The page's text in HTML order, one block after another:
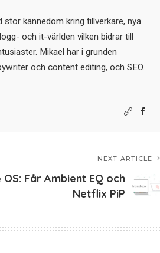
stor kännedom kring tillverkare, nya
och it-världen vilken bidrar till
Mikael har i grunden
och content editing, och SEO.
NEXT ARTICLE
OS: Får Ambient EQ och
Netflix PiP